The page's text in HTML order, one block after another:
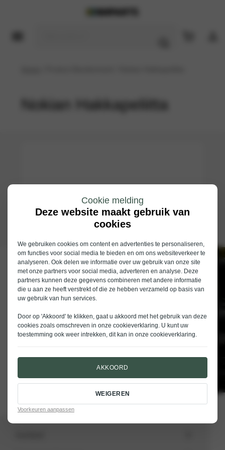
Cookie melding
Deze website maakt gebruik van
cookies
We gebruiken cookies om content en advertenties te personaliseren,
om functies voor social media te bieden en om ons websiteverkeer te
analyseren. Ook delen we informatie over uw gebruik van onze site
met onze partners voor social media, adverteren en analyse. Deze
partners kunnen deze gegevens combineren met andere informatie
die u aan ze heeft verstrekt of die ze hebben verzameld op basis van
uw gebruik van hun services.
Door op 'Akkoord' te klikken, gaat u akkoord met het gebruik van deze
cookies zoals omschreven in onze cookieverklaring. U kunt uw
toestemming ook weer intrekken, dit kan in onze cookieverklaring.
AKKOORD
WEIGEREN
Voorkeuren aanpassen
Nokian Hakkapeliitta
Schrijf je in voor de nieuwsbrief van
Nieuwenhuijse
E-mailadres
VERSTUREN